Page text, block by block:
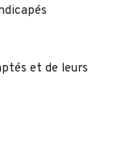
et de leurs